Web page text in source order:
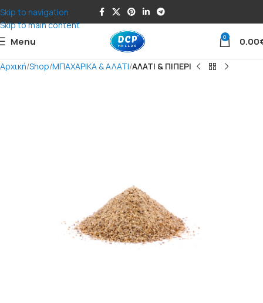
Skip to navigation
Skip to main content
Menu 0 0.00
Αρχική Shop ΜΠΑΧΑΡΙΚΑ & ΑΛΑΤΙ ΑΛΑΤΙ & ΠΙΠΕΡΙ